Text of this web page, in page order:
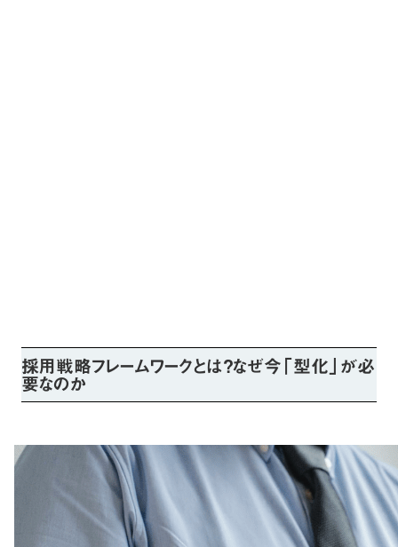
採用戦略フレームワークとは？なぜ今「型化」が必
要なのか